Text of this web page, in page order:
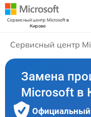
Сервисный центр Microsoftв
Кирове
Сервисный центр
Замена
Microsoft в
Официальный